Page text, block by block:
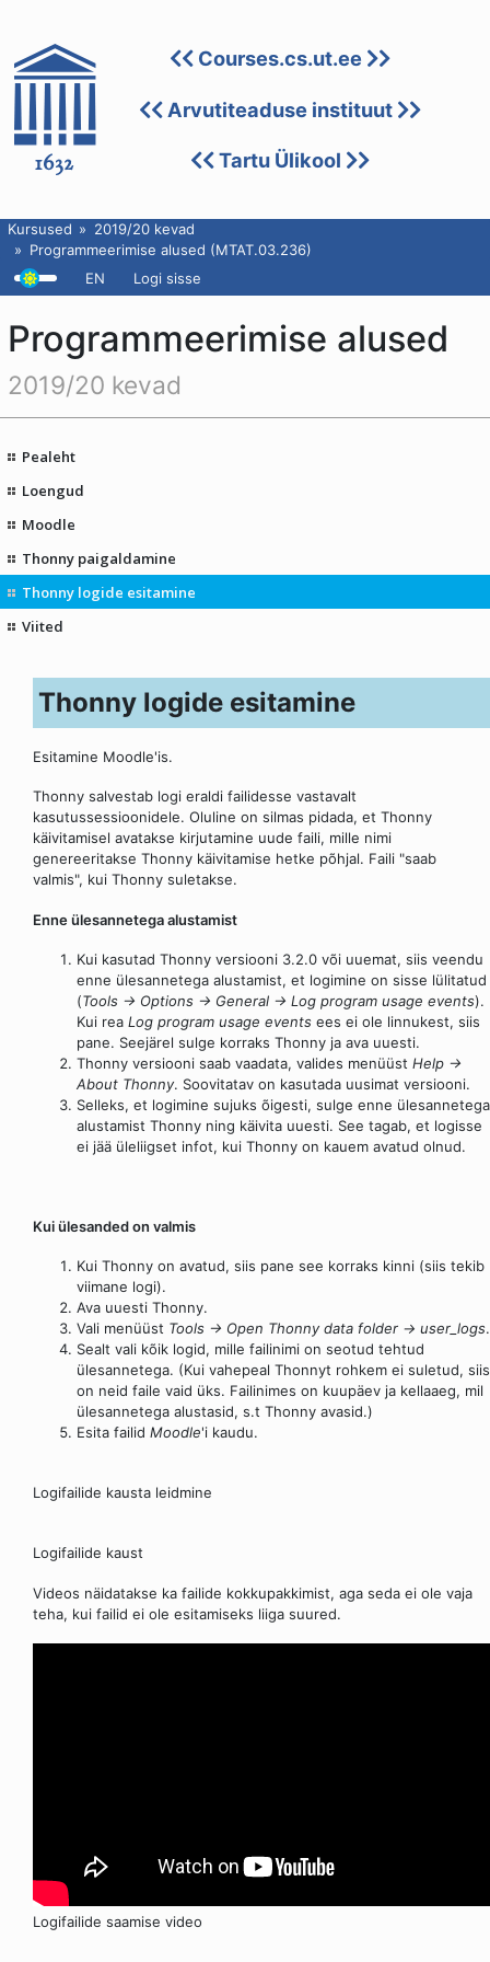
Courses.cs.ut.ee
Arvutiteaduse instituut
Tartu Ülikool
Kursused
2019/20 kevad
Programmeerimise alused (MTAT.03.236)
EN
Logi sisse
Programmeerimise alused
2019/20 kevad
Pealeht
Loengud
Moodle
Thonny paigaldamine
Thonny logide esitamine
Viited
Thonny logide esitamine
Esitamine Moodle'is.
Thonny salvestab logi eraldi failidesse vastavalt
kasutussessioonidele. Oluline on silmas pidada, et Thonny
käivitamisel avatakse kirjutamine uude faili, mille nimi
genereeritakse Thonny käivitamise hetke põhjal. Faili "saab
valmis", kui Thonny suletakse.
Enne ülesannetega alustamist
Kui kasutad Thonny versiooni 3.2.0 või uuemat, siis veendu
enne ülesannetega alustamist, et logimine on sisse lülitatud
(Tools → Options → General → Log program usage events).
Kui rea Log program usage events ees ei ole linnukest, siis
pane. Seejärel sulge korraks Thonny ja ava uuesti.
Thonny versiooni saab vaadata, valides menüüst Help →
About Thonny. Soovitatav on kasutada uusimat versiooni.
Selleks, et logimine sujuks õigesti, sulge enne ülesannetega
alustamist Thonny ning käivita uuesti. See tagab, et logisse
ei jää üleliigset infot, kui Thonny on kauem avatud olnud.
Kui ülesanded on valmis
Kui Thonny on avatud, siis pane see korraks kinni (siis tekib
viimane logi).
Ava uuesti Thonny.
Vali menüüst Tools → Open Thonny data folder → user_logs.
Sealt vali kõik logid, mille failinimi on seotud tehtud
ülesannetega. (Kui vahepeal Thonnyt rohkem ei suletud, siis
on neid faile vaid üks. Failinimes on kuupäev ja kellaaeg, mil
ülesannetega alustasid, s.t Thonny avasid.)
Esita failid Moodle'i kaudu.
Logifailide kausta leidmine
Logifailide kaust
Videos näidatakse ka failide kokkupakkimist, aga seda ei ole vaja
teha, kui failid ei ole esitamiseks liiga suured.
Logifailide saamise video